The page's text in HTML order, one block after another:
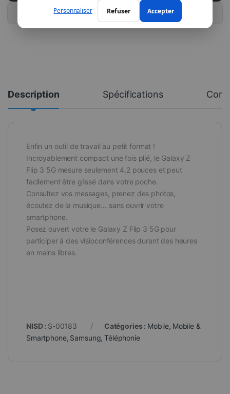
Personnaliser Refuser Accepter
Acheter ce produit
Description Spécifications
Enfin un outil de travail au petit format !
Incroyablement compact une fois plié, le Galaxy Z
Flip 3 5G mesure seulement 4,2 pouces et peut
facilement être glissé dans votre poche.
Consultez vos messages, prenez des photos,
écoutez de la musique… sans ouvrir votre
smartphone.
Posez ouvert votre le Galaxy Z Flip 3 5G pour
participer à des visioconférences durant des heures
en mains libres.
NISD : S-00183 Catégories : Mobile, Mobile &
Smartphone, Samsung,Téléphonie